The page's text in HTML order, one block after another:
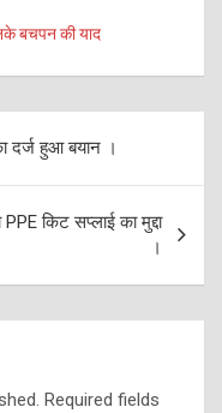
बचपन की याद
दर्ज हुआ बयान ।
PPE किट सप्लाई का मुद्दा
।
Required fields